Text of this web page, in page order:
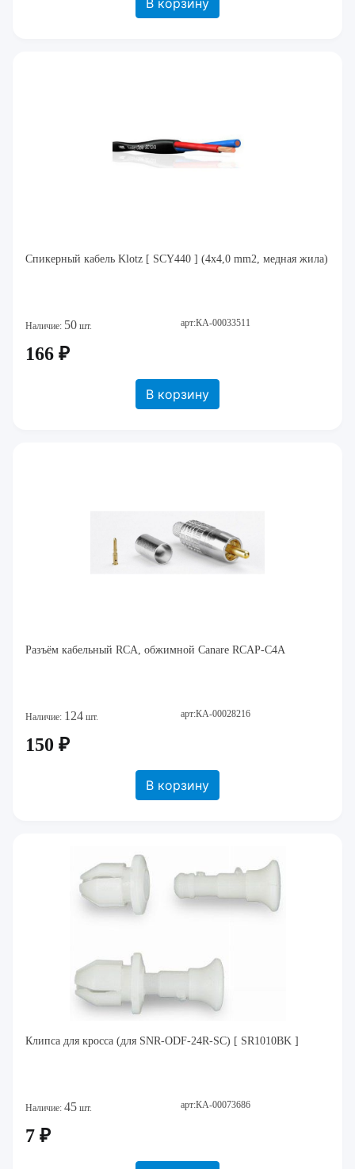
В корзину
Спикерный кабель Klotz [ SCY440 ] (4х4,0 mm2, медная жила)
Наличие: 50 шт. арт:КА-00033511
166 ₽
В корзину
Разъём кабельный RCA, обжимной Canare RCAP-C4A
Наличие: 124 шт. арт:КА-00028216
150 ₽
В корзину
Клипса для кросса (для SNR-ODF-24R-SC) [ SR1010BK ]
Наличие: 45 шт. арт:КА-00073686
7 ₽